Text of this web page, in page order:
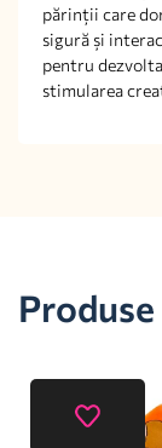
părinții care
sigură și
pentru
stimularea